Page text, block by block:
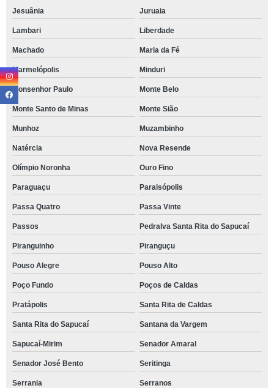
Jesuânia Juruaia
Lambari Liberdade
Machado Maria da Fé
Marmelópolis Minduri
Monsenhor Paulo Monte Belo
Monte Santo de Minas Monte Sião
Munhoz Muzambinho
Natércia Nova Resende
Olímpio Noronha Ouro Fino
Paraguaçu Paraisópolis
Passa Quatro Passa Vinte
Passos Pedralva Santa Rita do Sapucaí
Piranguinho Piranguçu
Pouso Alegre Pouso Alto
Poço Fundo Poços de Caldas
Pratápolis Santa Rita de Caldas
Santa Rita do Sapucaí Santana da Vargem
Sapucaí-Mirim Senador Amaral
Senador José Bento Seritinga
Serrania Serranos